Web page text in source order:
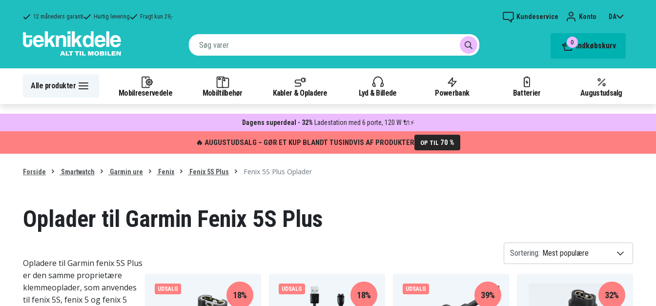
12 måneders garanti Hurtig levering Fragt kun 29,- Kundeservice Konto DA
0 Indkøbskurv
Alle produkter
Mobilreservedele Mobiltilbehør Kabler & Opladere Lyd & Billede Powerbank Batterier Augustudsalg
Dagens superdeal - 32% Ladestation med 6 porte, 120 W 🔌⚡
🔥 AUGUSTUDSALG – GØR ET KUP BLANDT TUSINDVIS AF PRODUKTER OP TIL 70 %
Forside Smartwatch Garmin ure Fenix Fenix 5S Plus Fenix 5S Plus Oplader
Oplader til Garmin Fenix 5S Plus
Opladere til Garmin fenix 5S Plus
er den samme proprietære
klemmeoplader, som anvendes
til fenix 5S, fenix 5 og fenix 5
Sortering:
UDSALG
18%
UDSALG
18%
UDSALG
39% 32%